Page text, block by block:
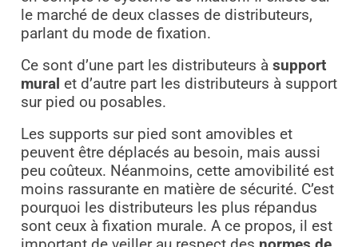
le marché de deux classes de distributeurs,
parlant du mode de fixation.
Ce sont d’une part les distributeurs à support
mural et d’autre part les distributeurs à support
sur pied ou posables.
Les supports sur pied sont amovibles et
peuvent être déplacés au besoin, mais aussi
peu coûteux. Néanmoins, cette amovibilité est
moins rassurante en matière de sécurité. C’est
pourquoi les distributeurs les plus répandus
sont ceux à fixation murale. A ce propos, il est